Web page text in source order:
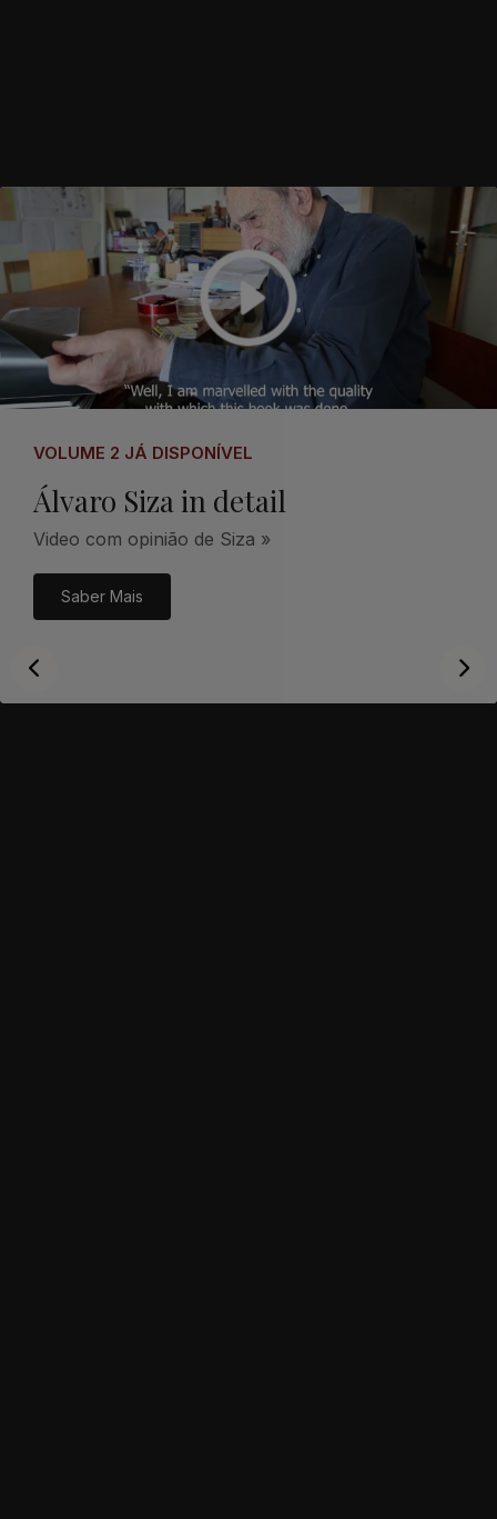
VOLUME 2 JÁ DISPONÍVEL
Álvaro Siza in detail
Video com opinião de Siza »
Saber Mais